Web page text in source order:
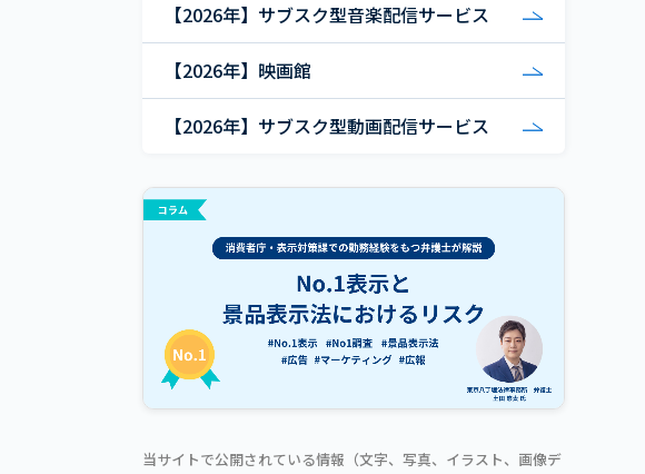
【2026年】サブスク型音楽配信サービス
【2026年】映画館
【2026年】サブスク型動画配信サービス
当サイトで公開されている情報（文字、写真、イラスト、画像デ